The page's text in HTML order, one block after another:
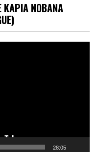
KAPIA NOBANA
28:05